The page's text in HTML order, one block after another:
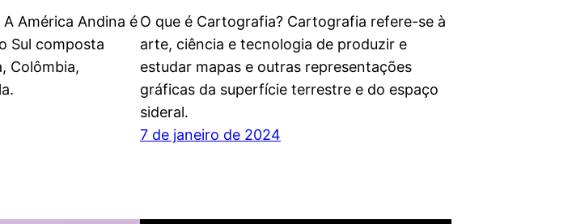
América Andina é
Sul composta
Colômbia,
O que é Cartografia? Cartografia refere-se à
arte, ciência e tecnologia de produzir e
estudar mapas e outras representações
gráficas da superfície terrestre e do espaço
sideral.
7 de janeiro de 2024